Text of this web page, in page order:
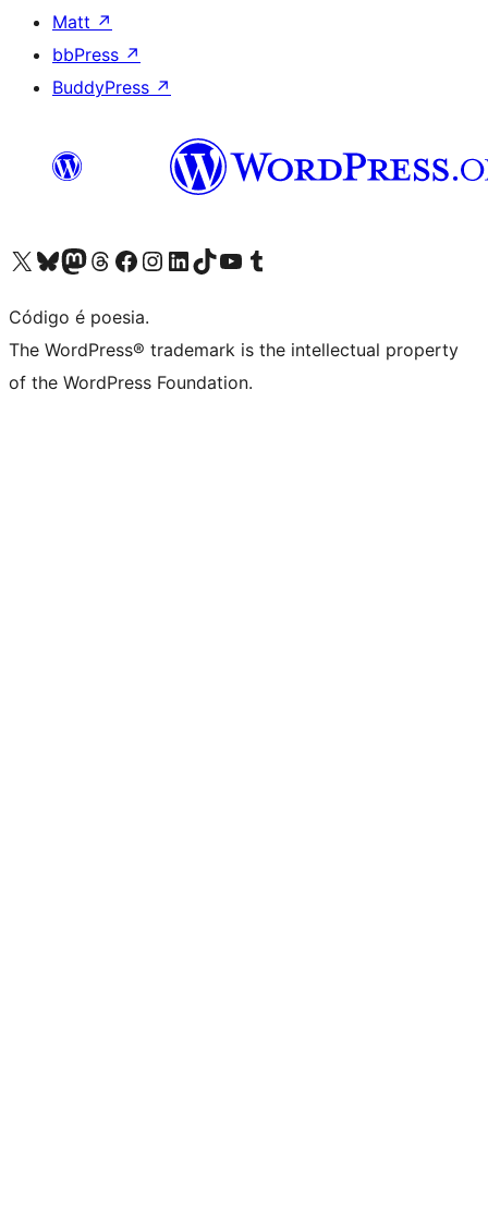
Matt ↗
bbPress ↗
BuddyPress ↗
Acessar nossa conta do X (antigo Twitter)
Acessar nossa conta do Bluesky
Acessar nossa conta do Mastodon
Acessar nossa conta do Threads
Acessar nossa página do Facebook
Acessar nossa conta do Instagram
Acessar nossa conta do LinkedIn
Acessar nossa conta do TikTok
Acessar nosso canal do YouTube
Acessar nossa conta no Tumblr
Código é poesia.
The WordPress® trademark is the intellectual property
of the WordPress Foundation.